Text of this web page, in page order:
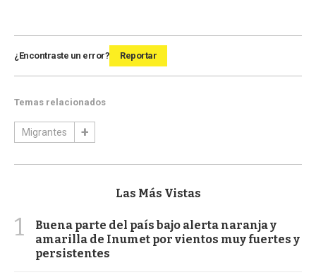
¿Encontraste un error? Reportar
Temas relacionados
Migrantes
Las Más Vistas
1
Buena parte del país bajo alerta naranja y
amarilla de Inumet por vientos muy fuertes y
persistentes